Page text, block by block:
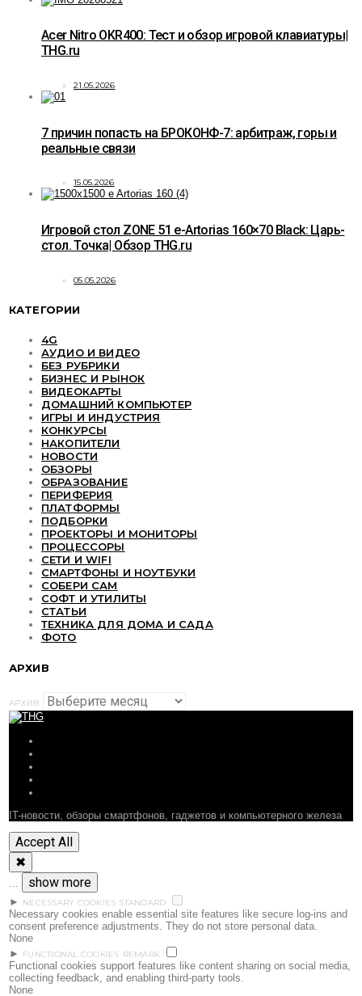
Acer Nitro OKR400: Тест и обзор игровой клавиатуры|
THG.ru
21.05.2026
7 причин попасть на БРОКОНФ-7: арбитраж, горы и
реальные связи
15.05.2026
Игровой стол ZONE 51 e-Artorias 160×70 Black: Царь-
стол. Точка| Обзор THG.ru
05.05.2026
КАТЕГОРИИ
4G
АУДИО И ВИДЕО
БЕЗ РУБРИКИ
БИЗНЕС И РЫНОК
ВИДЕОКАРТЫ
ДОМАШНИЙ КОМПЬЮТЕР
ИГРЫ И ИНДУСТРИЯ
КОНКУРСЫ
НАКОПИТЕЛИ
НОВОСТИ
ОБЗОРЫ
ОБРАЗОВАНИЕ
ПЕРИФЕРИЯ
ПЛАТФОРМЫ
ПОДБОРКИ
ПРОЕКТОРЫ И МОНИТОРЫ
ПРОЦЕССОРЫ
СЕТИ И WIFI
СМАРТФОНЫ И НОУТБУКИ
СОБЕРИ САМ
СОФТ И УТИЛИТЫ
СТАТЬИ
ТЕХНИКА ДЛЯ ДОМА И САДА
ФОТО
АРХИВ
АРХИВ
IT-новости, обзоры смартфонов, гаджетов и компьютерного железа
Accept All
✖
show more
► NECESSARY COOKIES STANDARD
Necessary cookies enable essential site features like secure log-ins and
consent preference adjustments. They do not store personal data.
None
►
FUNCTIONAL COOKIES REMARK
Functional cookies support features like content sharing on social media,
collecting feedback, and enabling third-party tools.
None